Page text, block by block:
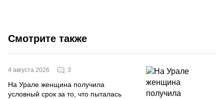
Смотрите также
4 августа 2026 3
На Урале женщина получила
условный срок за то, что пыталась